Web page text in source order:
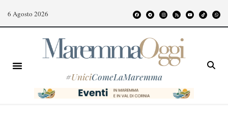
6 Agosto 2026
#UniciComeLaMaremma